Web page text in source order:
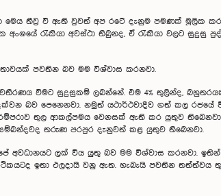
තීව්‍ර වී ඇති වුවත් අප රටේ දැනුම පමණක් මූලික
රැකියා අවස්ථා තිබුනද, ඒ රැකියා වලට සුදුසු
පවතින බව මම විශ්වාස කරනවා.
වීමට සුදුසුකම් ලබන්නේ. එම 4% තුලින්ද,
බව පෙනෙනවා. නමුත් යථාර්ථවාදීව ගත් කල රජයේ
තුල ආකල්පමය වෙනසක් ඇති කර යුතුව තිබෙනවා.
තරුණ පරපුර දැනුවත් කළ යුතුව තිබෙනවා.
අවධානයට ලක් විය යුතු බව මම විශ්වාස කරනවා.
ඉතා ඵලදායී වනු ඇත. හැබැයි පවතින තත්ත්වය